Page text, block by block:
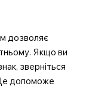
дозволяє
Якщо ви
зверніться
допоможе